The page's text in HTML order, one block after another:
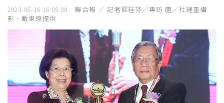
2023-05-16 16:05:00
聯合報 ／ 記者鄧桂芬╱專訪 圖╱杜建重攝
影、戴東原提供